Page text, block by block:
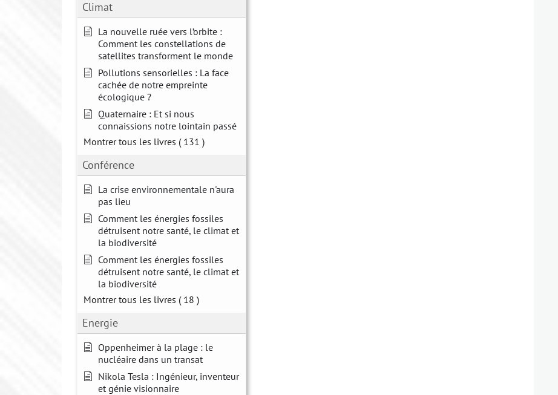
Climat
La nouvelle ruée vers l’orbite :
Comment les constellations de
satellites transforment le monde
Pollutions sensorielles : La face
cachée de notre empreinte
écologique ?
Quaternaire : Et si nous
connaissions notre lointain passé
Montrer tous les livres ( 131 )
Conférence
La crise environnementale n'aura
pas lieu
Comment les énergies fossiles
détruisent notre santé, le climat et
la biodiversité
Comment les énergies fossiles
détruisent notre santé, le climat et
la biodiversité
Montrer tous les livres ( 18 )
Energie
Oppenheimer à la plage : le
nucléaire dans un transat
Nikola Tesla : Ingénieur, inventeur
et génie visionnaire